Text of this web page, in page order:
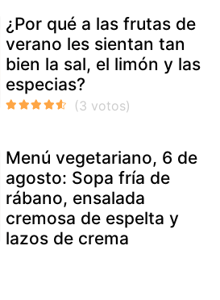
¿Por qué a las frutas de
verano les sientan tan
bien la sal, el limón y las
especias?
Menú vegetariano, 6 de
agosto: Sopa fría de
rábano, ensalada
cremosa de espelta y
lazos de crema